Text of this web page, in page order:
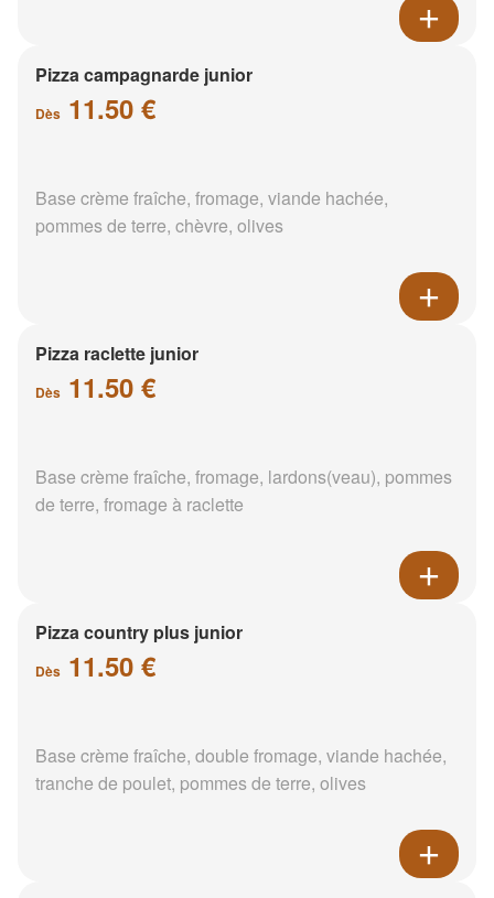
Pizza campagnarde junior
Dès 11.50 €
Base crème fraîche, fromage, viande hachée,
pommes de terre, chèvre, olives
Pizza raclette junior
Dès 11.50 €
Base crème fraîche, fromage, lardons(veau), pommes
de terre, fromage à raclette
Pizza country plus junior
Dès 11.50 €
Base crème fraîche, double fromage, viande hachée,
tranche de poulet, pommes de terre, olives